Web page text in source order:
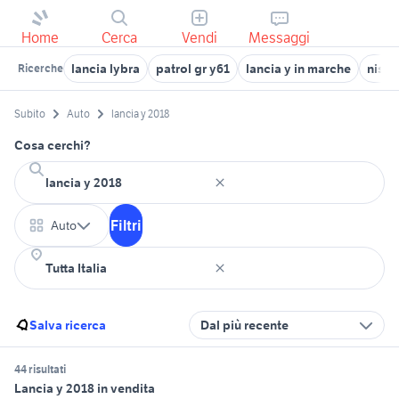
Home Cerca Vendi Messaggi
Ricerche lancia lybra patrol gr y61 lancia y in marche
Subito Auto lancia y 2018
Cosa cerchi?
Auto Filtri
Salva ricerca Dal più recente
44 risultati
Lancia y 2018 in vendita